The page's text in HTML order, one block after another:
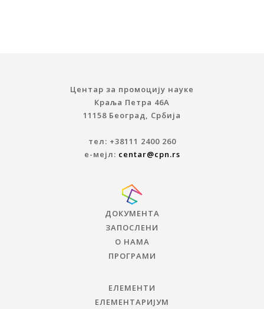
Центар за промоцију науке
Краља Петра 46A
11158 Београд, Србија
тел: +38111 2400 260
е-мејл: centar@cpn.rs
ДОКУМЕНТА
ЗАПОСЛЕНИ
О НАМА
ПРОГРАМИ
ЕЛЕМЕНТИ
ЕЛЕМЕНТАРИЈУМ